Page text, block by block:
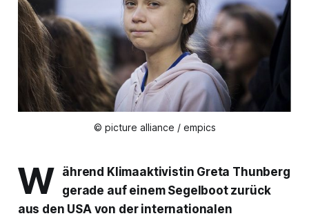
© picture alliance / empics
W ährend Klimaaktivistin Greta Thunberg
gerade auf einem Segelboot zurück
aus den USA von der internationalen